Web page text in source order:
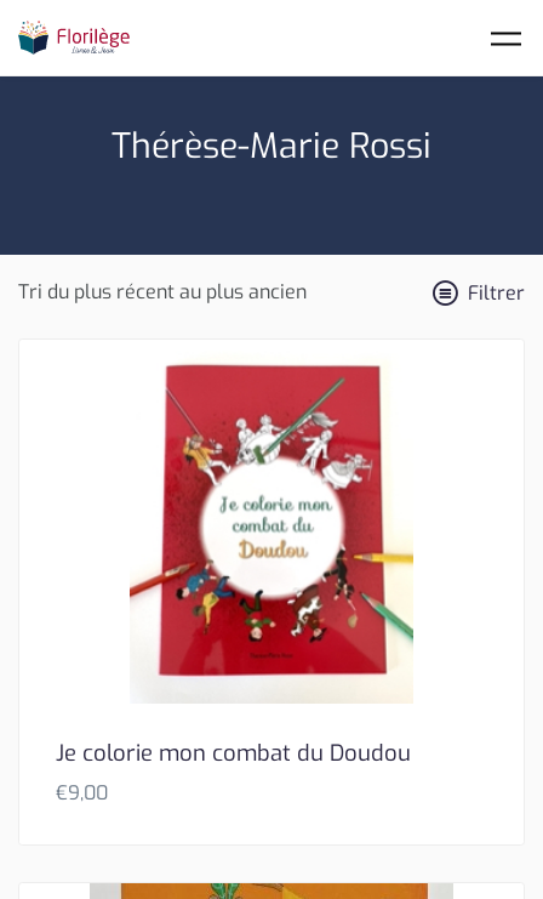
Thérèse-Marie Rossi
Filtrer
Je colorie mon combat du Doudou
€9,00